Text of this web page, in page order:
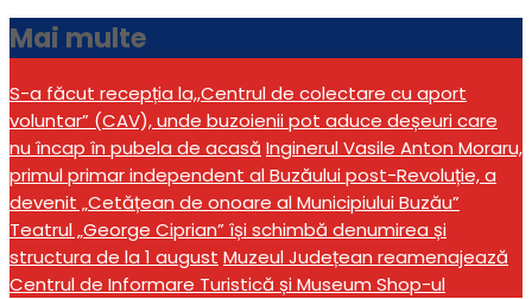
Mai multe
S-a făcut recepția la,,Centrul de colectare cu aport
voluntar” (CAV), unde buzoienii pot aduce deșeuri care
nu încap în pubela de acasă Inginerul Vasile Anton Moraru,
primul primar independent al Buzăului post-Revoluție, a
devenit „Cetățean de onoare al Municipiului Buzău”
Teatrul „George Ciprian” își schimbă denumirea și
structura de la 1 august Muzeul Județean reamenajează
Centrul de Informare Turistică și Museum Shop-ul